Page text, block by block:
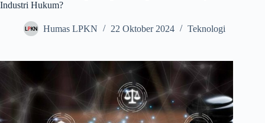
Industri Hukum?
Humas LPKN 22 Oktober 2024 Teknologi